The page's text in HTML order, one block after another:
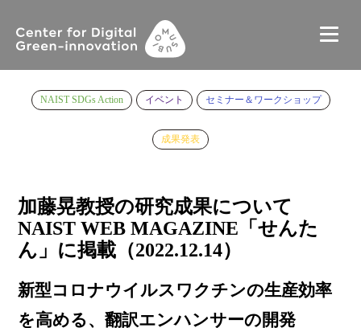
NAIST SDGs Action イベント セミナー＆ワークショップ
成果発表
加藤晃教授の研究成果について
NAIST WEB MAGAZINE「せんた
ん」に掲載（2022.12.14）
新型コロナウイルスワクチンの生産効率
を高める、翻訳エンハンサーの開発